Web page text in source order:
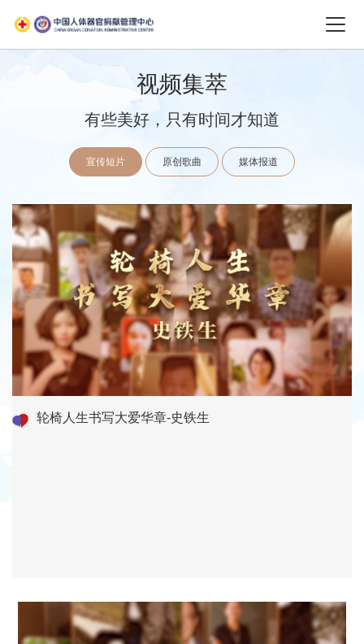
视频集萃
有些美好，只有时间才知道
宣传短片 原创歌曲 媒体报道
轮椅人生书写大爱华章-史铁生